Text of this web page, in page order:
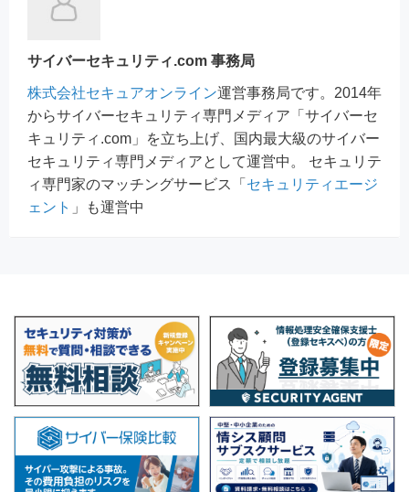
サイバーセキュリティ.com 事務局
株式会社セキュアオンライン運営事務局です。2014年
からサイバーセキュリティ専門メディア「サイバーセ
キュリティ.com」を立ち上げ、国内最大級のサイバー
セキュリティ専門メディアとして運営中。 セキュリテ
ィ専門家のマッチングサービス「 セキュリティエージ
ェント 」も運営中